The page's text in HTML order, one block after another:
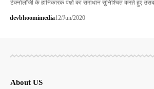
टेक्नोलॉजी के हानिकारक पक्षों का समाधान सुनिश्चित करते हुए
devbhoomimedia12/Jun/2020
About US